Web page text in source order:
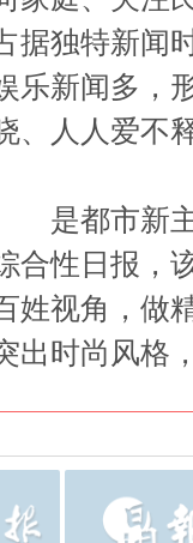
据独特新闻
乐新闻多，
、人人爱不
是都市新主
合性日报，
姓视角，做
出时尚风格